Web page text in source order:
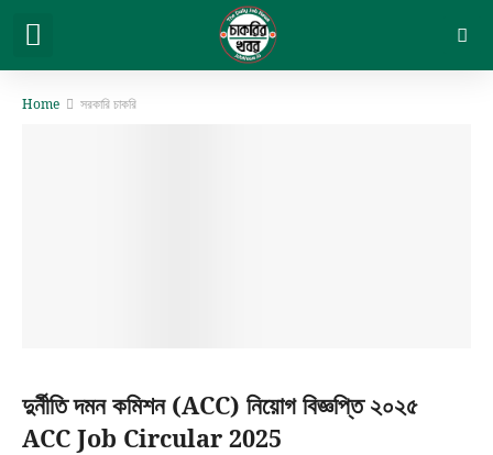
Home সরকারি চাকরি
দুর্নীতি দমন কমিশন (ACC) নিয়োগ বিজ্ঞপ্তি ২০২৫
ACC Job Circular 2025